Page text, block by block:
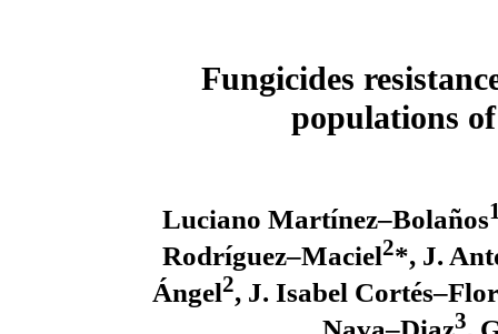
Fungicides
populations
Luciano Martínez–Bolaños
Rodríguez–Maciel2*, J.
Ángel2, J. Isabel
3